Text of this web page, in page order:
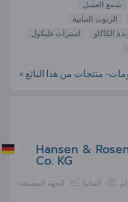
شمع العسل
الزيوت النباتية
الكاكاو
استرات غليكول
منتجات من هذا البائع »
Hansen &
Co. KG
الجهة المصنعة ألمانيا